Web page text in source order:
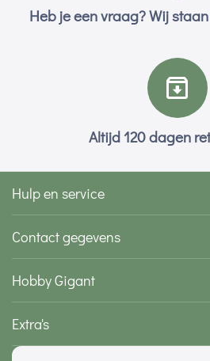
Heb je een vraag? Wij
Altijd 120 dagen
Hulp en service
Contact gegevens
Hobby Gigant
Extra's